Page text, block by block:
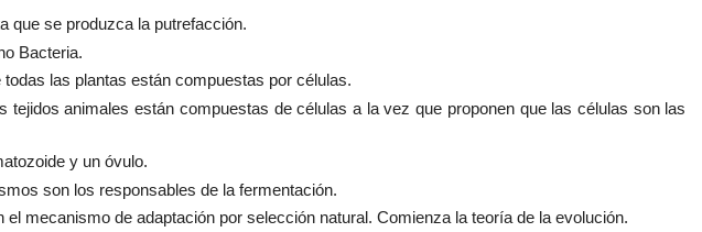
que se produzca la putrefacción.
Bacteria.
las plantas están compuestas por células.
animales están compuestas de células a la vez que proponen que las células son las
y un óvulo.
son los responsables de la fermentación.
mecanismo de adaptación por selección natural. Comienza la teoría de la evolución.